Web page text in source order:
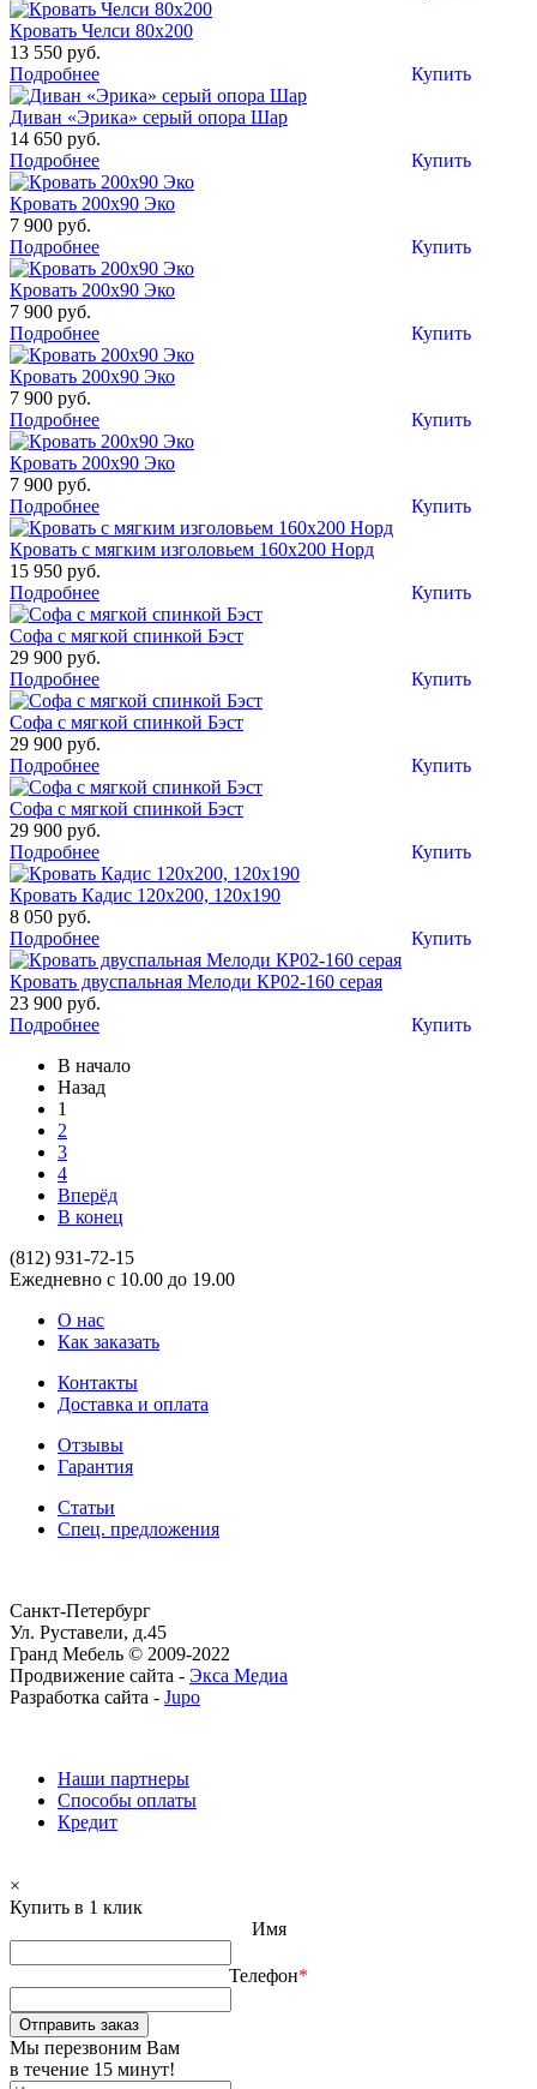
Кровать Челси 80х200
13 550 руб.
Купить
Подробнее
Диван «Эрика» серый опора Шар
14 650 руб.
Купить
Подробнее
Кровать 200х90 Эко
7 900 руб.
Купить
Подробнее
Кровать 200х90 Эко
7 900 руб.
Купить
Подробнее
Кровать 200х90 Эко
7 900 руб.
Купить
Подробнее
Кровать 200х90 Эко
7 900 руб.
Купить
Подробнее
Кровать с мягким изголовьем 160х200 Норд
15 950 руб.
Купить
Подробнее
Софа с мягкой спинкой Бэст
29 900 руб.
Купить
Подробнее
Софа с мягкой спинкой Бэст
29 900 руб.
Купить
Подробнее
Софа с мягкой спинкой Бэст
29 900 руб.
Купить
Подробнее
Кровать Кадис 120х200, 120х190
8 050 руб.
Купить
Подробнее
Кровать двуспальная Мелоди КР02-160 серая
23 900 руб.
Купить
Подробнее
В начало
Назад
1
2
3
4
Вперёд
В конец
(812) 931-72-15
Ежедневно с 10.00 до 19.00
О нас
Как заказать
Контакты
Доставка и оплата
Отзывы
Гарантия
Статьи
Спец. предложения
Санкт-Петербург
Ул. Руставели, д.45
Гранд Мебель © 2009-2022
Продвижение сайта - Экса Медиа
Разработка сайта - Jupo
Наши партнеры
Способы оплаты
Кредит
×
Купить в 1 клик
Имя
Телефон*
Отправить заказ
Мы перезвоним Вам
в течение 15 минут!